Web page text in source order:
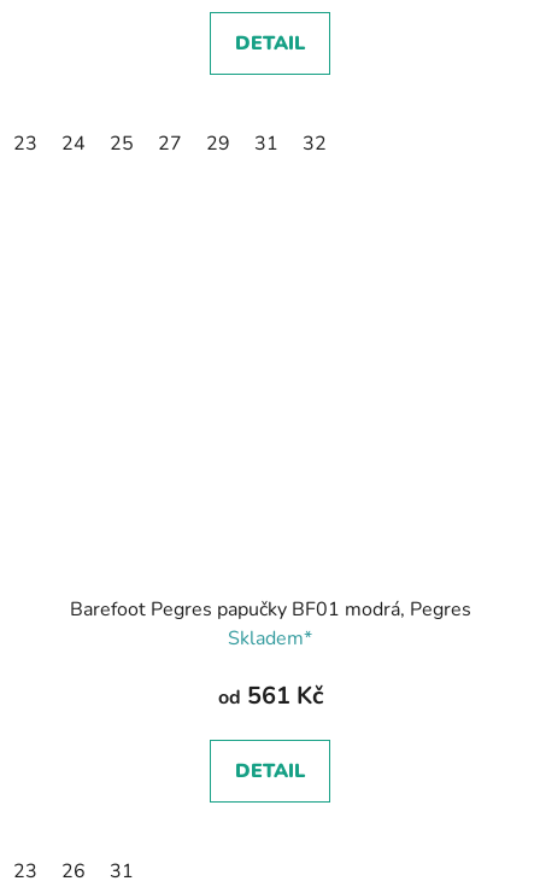
DETAIL
23 24 25 27 29 31 32
Barefoot Pegres papučky BF01 modrá, Pegres
Skladem*
od 561 Kč
DETAIL
23 26 31